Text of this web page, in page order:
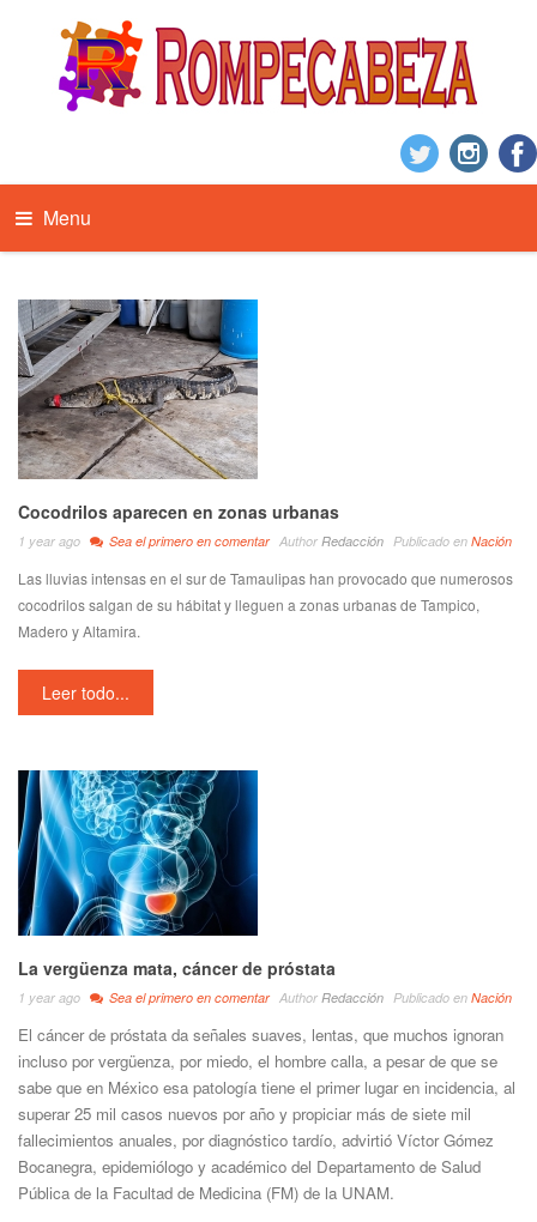
Menu
Cocodrilos aparecen en zonas urbanas
1 year ago Sea el primero en comentar Author Redacción Publicado en Nación
Las lluvias intensas en el sur de Tamaulipas han provocado que numerosos
cocodrilos salgan de su hábitat y lleguen a zonas urbanas de Tampico,
Madero y Altamira.
Leer todo...
La vergüenza mata, cáncer de próstata
1 year ago Sea el primero en comentar Author Redacción Publicado en Nación
El cáncer de próstata da señales suaves, lentas, que muchos ignoran
incluso por vergüenza, por miedo, el hombre calla, a pesar de que se
sabe que en México esa patología tiene el primer lugar en incidencia, al
superar 25 mil casos nuevos por año y propiciar más de siete mil
fallecimientos anuales, por diagnóstico tardío, advirtió Víctor Gómez
Bocanegra, epidemiólogo y académico del Departamento de Salud
Pública de la Facultad de Medicina (FM) de la UNAM.